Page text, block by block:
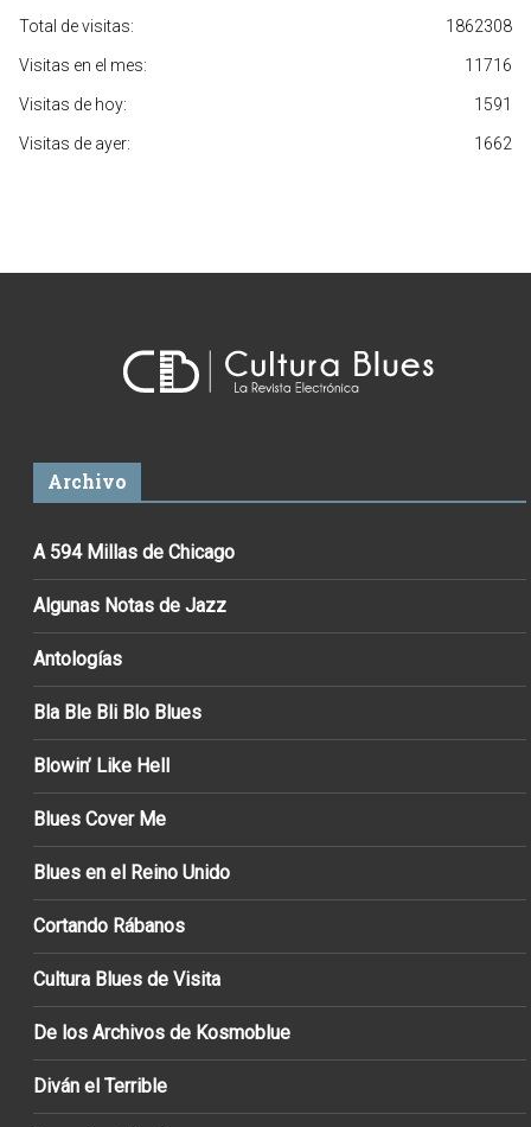
1862308
Total de visitas:
11716
Visitas en el mes:
1591
Visitas de hoy:
1662
Visitas de ayer:
Archivo
A 594 Millas de Chicago
Algunas Notas de Jazz
Antologías
Bla Ble Bli Blo Blues
Blowin’ Like Hell
Blues Cover Me
Blues en el Reino Unido
Cortando Rábanos
Cultura Blues de Visita
De los Archivos de Kosmoblue
Diván el Terrible